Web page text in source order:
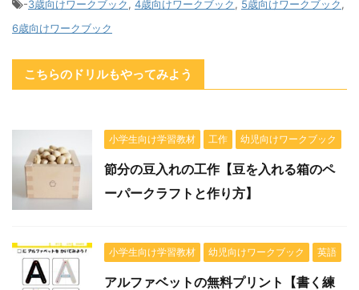
-3歳向けワークブック, 4歳向けワークブック, 5歳向けワークブック,
6歳向けワークブック
こちらのドリルもやってみよう
小学生向け学習教材 工作 幼児向けワークブック
節分の豆入れの工作【豆を入れる箱のペ
ーパークラフトと作り方】
小学生向け学習教材 幼児向けワークブック 英語
アルファベットの無料プリント【書く練